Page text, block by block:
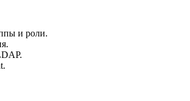
и роли.